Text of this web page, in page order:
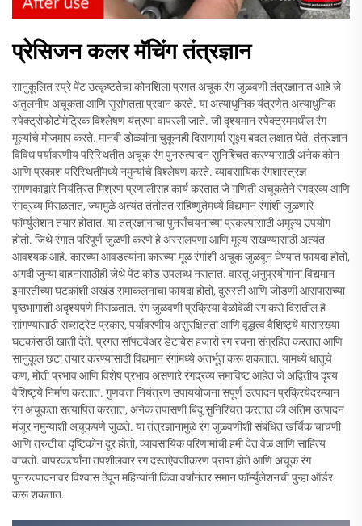
प्रेसिजन कलर मॅचिंग तंत्रज्ञान
सानुकूलित स्प्रे पेंट उत्कृष्टतेचा कोनशिला प्रगत अचूक रंग जुळवणी तंत्रज्ञानात आहे जे
अतुलनीय अचूकता आणि सुसंगतता प्रदान करते. या अत्याधुनिक यंत्रणेत अत्याधुनिक
स्पेक्ट्रोफोटोमेट्रिक विश्लेषण यंत्रणा वापरली जाते. जी दृश्यमान स्पेक्ट्रममधील रंग
मूल्यांचे मोजमाप करते. मानवी डोळ्यांना चुकूनही दिसणार्या सूक्ष्म बदल लक्षात घेते. तंत्रज्ञान
विविध पर्यावरणीय परिस्थितीत अचूक रंग पुनरुत्पादन सुनिश्चित करण्यासाठी अनेक कोन
आणि प्रकाश परिस्थितींमध्ये नमुन्यांचे विश्लेषण करते. व्यावसायिक रंगशास्त्रज्ञ
संगणकाद्वारे नियंत्रित मिश्रण प्रणालीसह कार्य करतात जे गणिती अचूकतेने रंगद्रव्य आणि
रंगद्रव्य मिसळतात, ज्यामुळे अत्यंत तंतोतंत सहिष्णुतेमध्ये विद्यमान रंगांशी जुळणारे
फॉर्म्युलेशन तयार होतात. या तंत्रज्ञानाचा पुनर्संचयनाच्या प्रकल्पांसाठी अमूल्य उपयोग
होतो. जिथे रंगात परिपूर्ण जुळणी करणे हे अस्सलपणा आणि मूल्य राखण्यासाठी अत्यंत
आवश्यक आहे. कारच्या आवडत्यांना कारच्या मूळ रंगांशी अचूक जुळवून घेण्यात फायदा होतो,
अगदी जुन्या वाहनांसाठीही जेथे पेंट कोड उपलब्ध नसतात. वास्तू अनुप्रयोगांना विद्यमान
इमारतीच्या घटकांशी अखंड समाकलनाचा फायदा होतो, दुरुस्ती आणि जोडणी आसपासच्या
पृष्ठभागाशी अदृश्यपणे मिसळतात. रंग जुळवणी प्रक्रिया वेळोवेळी रंग कसे दिसतील हे
सांगण्यासाठी सब्सट्रेट प्रकार, पर्यावरणीय असुरक्षितता आणि वृद्धत्व वैशिष्ट्ये यासारख्या
घटकांसाठी खाती देते. प्रगत सॉफ्टवेअर डेटाबेस हजारो रंग रचना संग्रहित करतात आणि
सानुकूल छटा तयार करण्यासाठी विद्यमान रंगांमध्ये अंतर्भूत करू शकतात. यामध्ये धातूचे
कण, मोती प्रभाव आणि विशेष प्रभाव असणारे रंगद्रव्य समाविष्ट आहेत जे अद्वितीय दृश्य
वैशिष्ट्ये निर्माण करतात. गुणवत्ता नियंत्रण उपाययोजना संपूर्ण उत्पादन प्रक्रियेदरम्यान
रंग अचूकता सत्यापित करतात, अनेक तपासणी बिंदू सुनिश्चित करतात की अंतिम उत्पादन
मंजूर नमुन्याशी अचूकपणे जुळते. या तंत्रज्ञानामुळे रंग जुळवणीशी संबंधित खर्चिक चाचणी
आणि त्रुटीचा दृष्टिकोन दूर होतो, व्यावसायिक परिणामांची हमी देत वेळ आणि साहित्य
वाचतो. वापरकर्त्यांना तपशीलवार रंग दस्तऐवजीकरण प्राप्त होते आणि अचूक रंग
पुनरुत्पादनावर विश्वास ठेवून महिन्यांनी किंवा वर्षांनंतर समान फॉर्म्युलेशनची पुन्हा ऑर्डर
करू शकतात.